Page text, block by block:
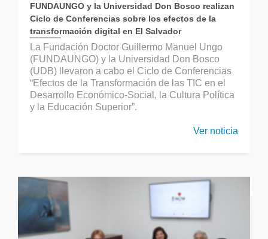
FUNDAUNGO y la Universidad Don Bosco realizan
Ciclo de Conferencias sobre los efectos de la
transformación digital en El Salvador
La Fundación Doctor Guillermo Manuel Ungo
(FUNDAUNGO) y la Universidad Don Bosco
(UDB) llevaron a cabo el Ciclo de Conferencias
“Efectos de la Transformación de las TIC en el
Desarrollo Económico-Social, la Cultura Política
y la Educación Superior”.
Ver noticia